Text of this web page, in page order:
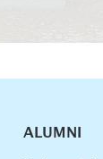
ALUMNI